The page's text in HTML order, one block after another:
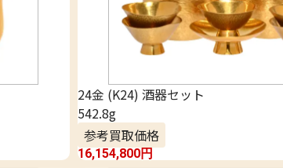
24金 (K24) 酒器セット
542.8g
参考買取価格
16,154,800円